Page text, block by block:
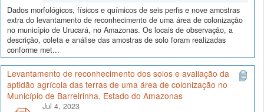
Dados morfológicos, físicos e químicos de seis perfis e nove amostras
extra do levantamento de reconhecimento de uma área de colonização
no município de Urucará, no Amazonas. Os locais de observação, a
descrição, coleta e análise das amostras de solo foram realizadas
conforme met...
Levantamento de reconhecimento dos solos e avaliação da
aptidão agrícola das terras de uma área de colonização no
Município de Barreirinha, Estado do Amazonas
Jul 4, 2023